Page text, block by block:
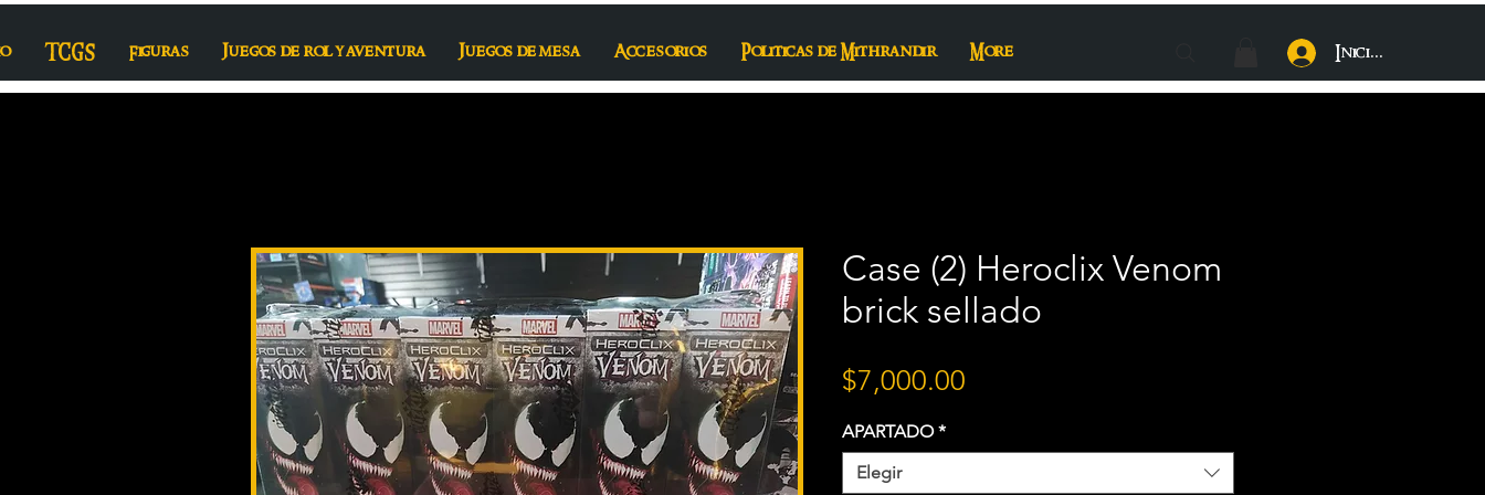
TCGS Figuras Juegos de rol y aventura Juegos de mesa Accesorios Politicas de Mithrandir More Iniciar sesión
Case (2) Heroclix Venom
brick sellado
$7,000.00
APARTADO *
Elegir